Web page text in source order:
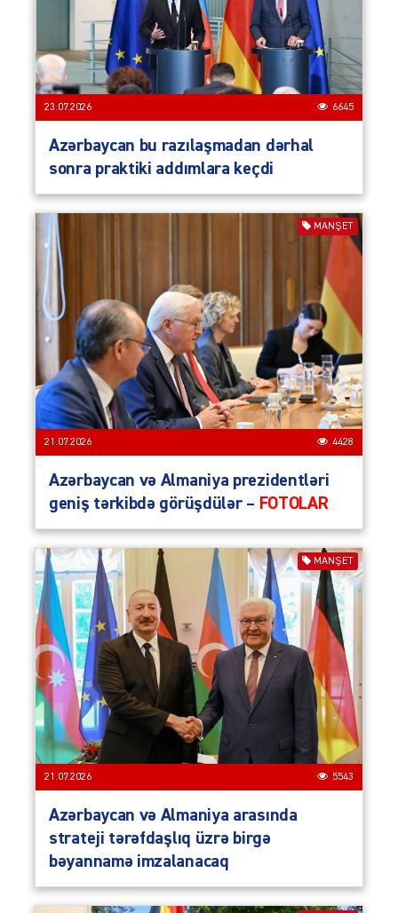
23.07.2026 6645
Azərbaycan bu razılaşmadan dərhal
sonra praktiki addımlara keçdi
MANŞET
21.07.2026 4428
Azərbaycan və Almaniya prezidentləri
geniş tərkibdə görüşdülər – FOTOLAR
MANŞET
21.07.2026 5543
Azərbaycan və Almaniya arasında
strateji tərəfdaşlıq üzrə birgə
bəyannamə imzalanacaq